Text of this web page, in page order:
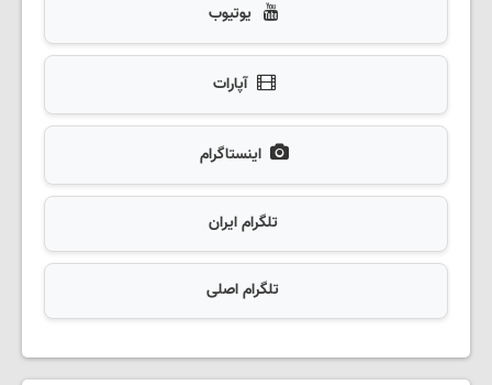
یوتیوب
آپارات
اینستاگرام
تلگرام ایران
تلگرام اصلی